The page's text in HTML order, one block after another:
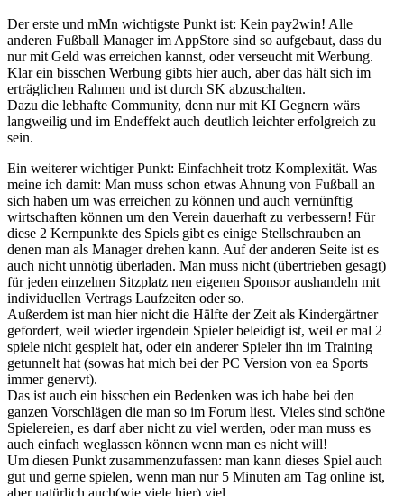
Der erste und mMn wichtigste Punkt ist: Kein pay2win! Alle
anderen Fußball Manager im AppStore sind so aufgebaut, dass du
nur mit Geld was erreichen kannst, oder verseucht mit Werbung.
Klar ein bisschen Werbung gibts hier auch, aber das hält sich im
erträglichen Rahmen und ist durch SK abzuschalten.
Dazu die lebhafte Community, denn nur mit KI Gegnern wärs
langweilig und im Endeffekt auch deutlich leichter erfolgreich zu
sein.
Ein weiterer wichtiger Punkt: Einfachheit trotz Komplexität. Was
meine ich damit: Man muss schon etwas Ahnung von Fußball an
sich haben um was erreichen zu können und auch vernünftig
wirtschaften können um den Verein dauerhaft zu verbessern! Für
diese 2 Kernpunkte des Spiels gibt es einige Stellschrauben an
denen man als Manager drehen kann. Auf der anderen Seite ist es
auch nicht unnötig überladen. Man muss nicht (übertrieben gesagt)
für jeden einzelnen Sitzplatz nen eigenen Sponsor aushandeln mit
individuellen Vertrags Laufzeiten oder so.
Außerdem ist man hier nicht die Hälfte der Zeit als Kindergärtner
gefordert, weil wieder irgendein Spieler beleidigt ist, weil er mal 2
spiele nicht gespielt hat, oder ein anderer Spieler ihn im Training
getunnelt hat (sowas hat mich bei der PC Version von ea Sports
immer genervt).
Das ist auch ein bisschen ein Bedenken was ich habe bei den
ganzen Vorschlägen die man so im Forum liest. Vieles sind schöne
Spielereien, es darf aber nicht zu viel werden, oder man muss es
auch einfach weglassen können wenn man es nicht will!
Um diesen Punkt zusammenzufassen: man kann dieses Spiel auch
gut und gerne spielen, wenn man nur 5 Minuten am Tag online ist,
aber natürlich auch(wie viele hier) viel